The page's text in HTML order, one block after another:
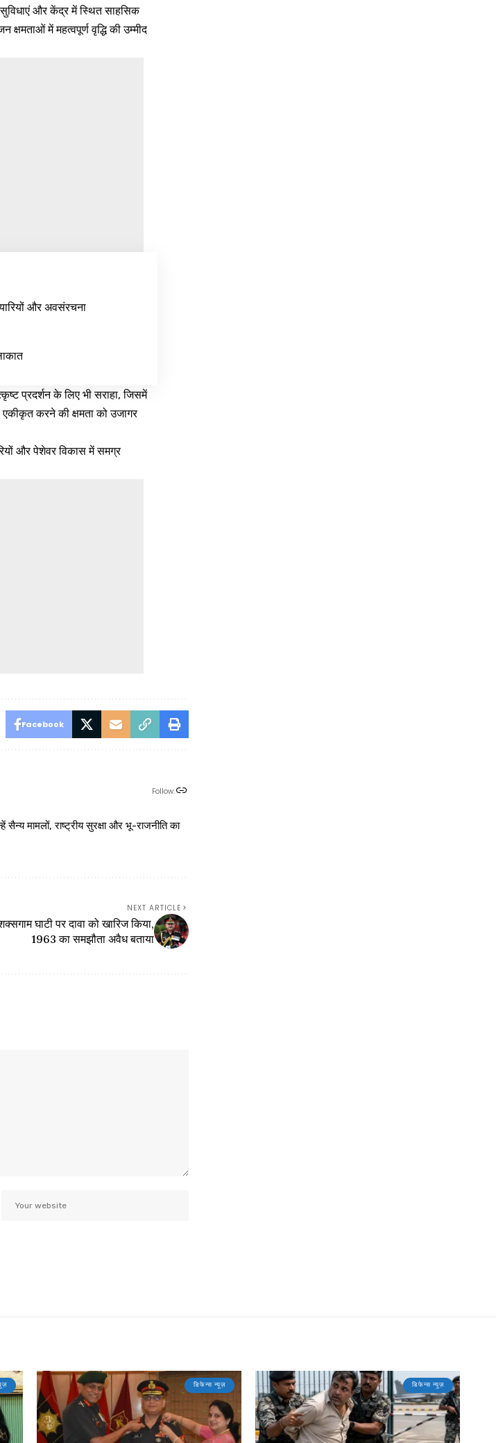
और केंद्र में स्थित साहसिक
में महत्वपूर्ण वृद्धि की उम्मीद
और अवसंरचना
प्रदर्शन के लिए भी सराहा, जिसमें
एकीकृत करने की क्षमता को उजागर
और पेशेवर विकास में समग्र
Facebook
Follow:
मामलों, राष्ट्रीय सुरक्षा और भू-राजनीति का
NEXT ARTICLE
घाटी पर दावा को खारिज किया,
1963 का समझौता अवैध बताया
डिफेन्स न्यूज़ डिफेन्स न्यूज़